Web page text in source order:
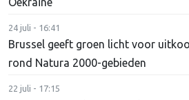
24 juli - 16:41
Brussel geeft groen licht voor
rond Natura 2000-gebieden
22 juli - 17:15